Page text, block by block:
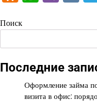
Поиск
Последние
Оформление займа
визита в офис: